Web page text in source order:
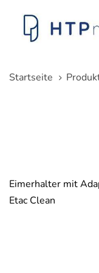
überspringen
springen
Startseite
Eimerhalter mit
Etac Clean